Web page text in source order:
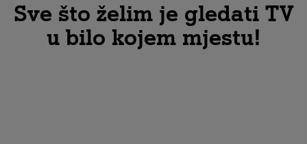
Sve što želim je gledati TV
u bilo kojem mjestu!